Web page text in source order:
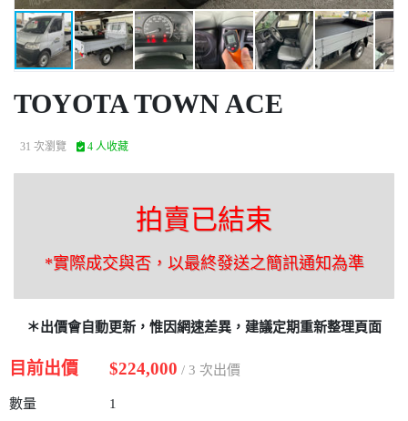
TOYOTA TOWN ACE
31 次瀏覽 4 人收藏
拍賣已結束
*實際成交與否，以最終發送之簡訊通知為準
＊出價會自動更新，惟因網速差異，建議定期重新整理頁面
目前出價 $224,000 / 3 次出價
數量
1